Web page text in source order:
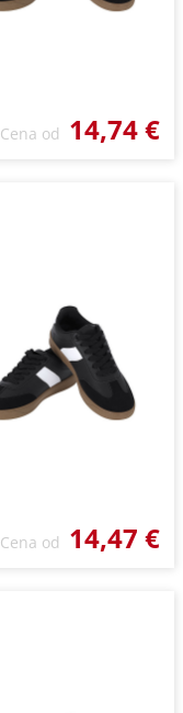
Cena od 14,74 €
Cena od 14,47 €